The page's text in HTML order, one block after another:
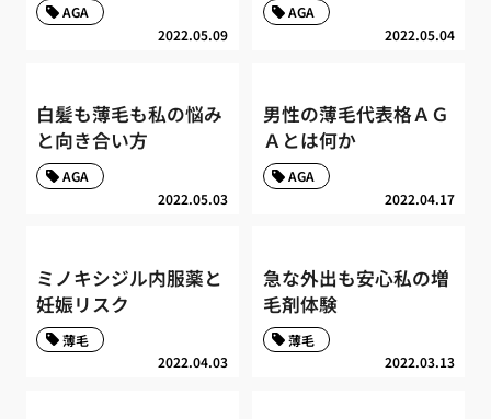
2022.05.09
AGA
2022.05.04
AGA
白髪も薄毛も私の悩み
と向き合い方
2022.05.03
AGA
男性の薄毛代表格ＡＧ
Ａとは何か
2022.04.17
AGA
ミノキシジル内服薬と
妊娠リスク
2022.04.03
薄毛
急な外出も安心私の増
毛剤体験
2022.03.13
薄毛